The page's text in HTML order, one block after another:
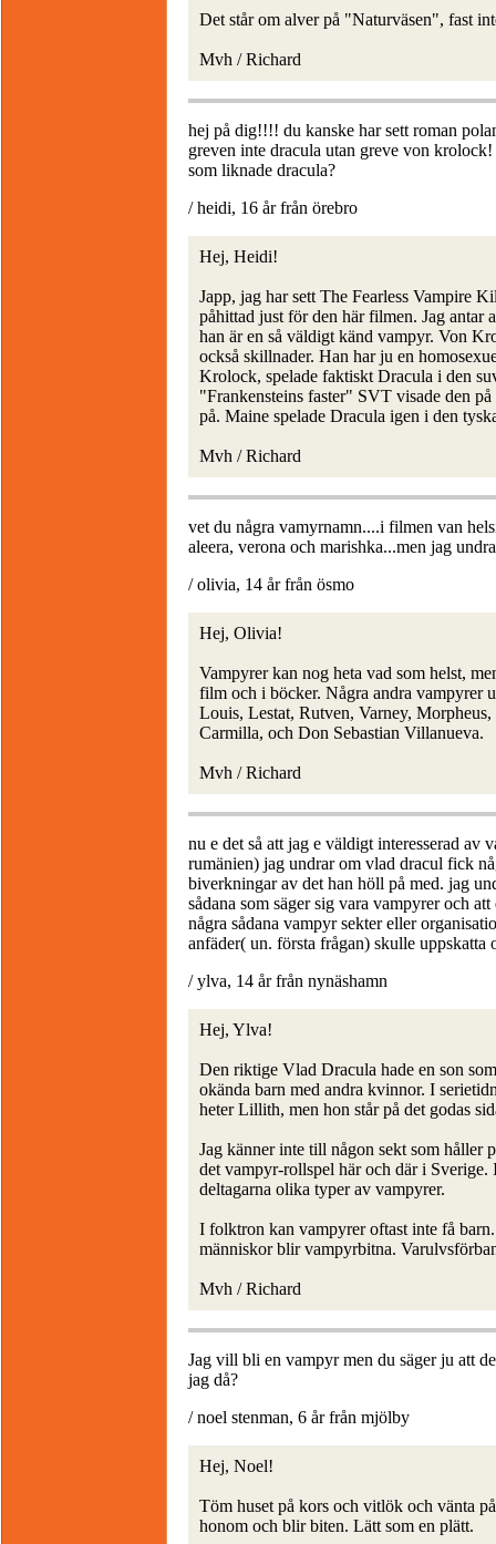
Det står om alver på "Naturväsen", fast
Mvh / Richard
hej på dig!!!! du kanske har sett roman
greven inte dracula utan greve von
som liknade dracula?
/ heidi, 16 år från örebro
Hej, Heidi!
Japp, jag har sett The Fearless Vampire
påhittad just för den här filmen. Jag antar
han är en så väldigt känd vampyr. Von
också skillnader. Han har ju en
Krolock, spelade faktiskt Dracula i den
"Frankensteins faster" SVT visade den
på. Maine spelade Dracula igen i den
Mvh / Richard
vet du några vamyrnamn....i filmen van
aleera, verona och marishka...men jag
/ olivia, 14 år från ösmo
Hej, Olivia!
Vampyrer kan nog heta vad som helst,
film och i böcker. Några andra vampyrer
Louis, Lestat, Rutven, Varney,
Carmilla, och Don Sebastian Villanueva.
Mvh / Richard
nu e det så att jag e väldigt interesserad av
rumänien) jag undrar om vlad dracul fick
biverkningar av det han höll på med. jag
sådana som säger sig vara vampyrer och
några sådana vampyr sekter eller
anfäder( un. första frågan) skulle
/ ylva, 14 år från nynäshamn
Hej, Ylva!
Den riktige Vlad Dracula hade en son
okända barn med andra kvinnor. I
heter Lillith, men hon står på det godas
Jag känner inte till någon sekt som håller
det vampyr-rollspel här och där i Sverige.
deltagarna olika typer av vampyrer.
I folktron kan vampyrer oftast inte få
människor blir vampyrbitna.
Mvh / Richard
Jag vill bli en vampyr men du säger ju att
jag då?
/ noel stenman, 6 år från mjölby
Hej, Noel!
Töm huset på kors och vitlök och vänta
honom och blir biten. Lätt som en plätt.